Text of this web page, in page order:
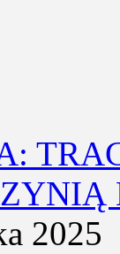
2025